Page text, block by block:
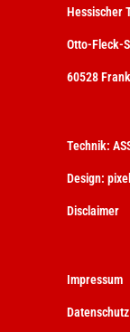
Hessischer
Otto-Fleck-
60528
Technik:
Design:
Disclaimer
Impressum
Datenschutz